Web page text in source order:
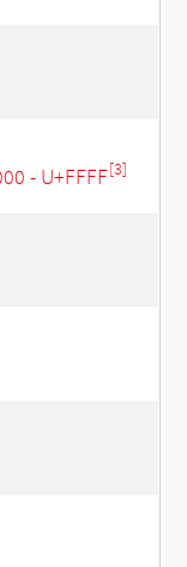
- U+FFFF[3]